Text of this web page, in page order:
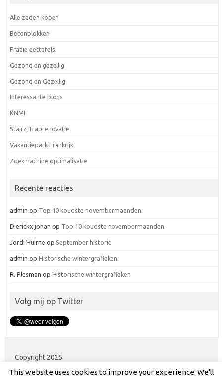
Alle zaden kopen
Betonblokken
Fraaie eettafels
Gezond en gezellig
Gezond en Gezellig
Interessante blogs
KNMI
Stairz Traprenovatie
Vakantiepark Frankrijk
Zoekmachine optimalisatie
Recente reacties
admin op Top 10 koudste novembermaanden
Dierickx johan op Top 10 koudste novembermaanden
Jordi Huirne op September historie
admin op Historische wintergrafieken
R. Plesman op Historische wintergrafieken
Volg mij op Twitter
Copyright 2025
This website uses cookies to improve your experience. We'll